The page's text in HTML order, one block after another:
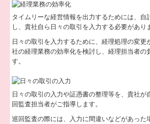
個人情報保護方針
経営改善オンデマンド講座
経営アドバイス・コーナー
FX農業会計
タイムリーな経営情報を出力するためには、自
し、貴社自ら日々の取引を入力する必要があり
日々の取引を入力するために、経理処理の変更
社の経理業務の効率化を検討し、経理担当者の
す。
日々の取引の入力や証憑書の整理等を、貴社が
回監査担当者がご指導します。
巡回監査の際には、入力に間違いなどがあった